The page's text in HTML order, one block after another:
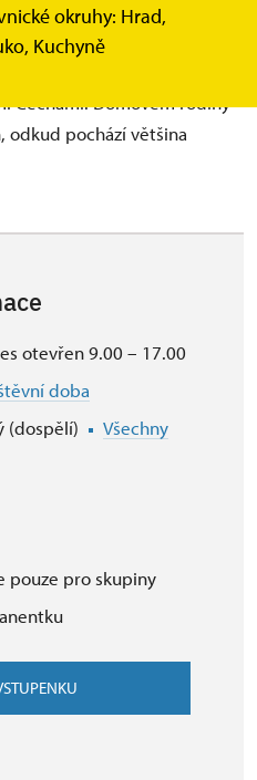
okruhy: Hrad,
Kuchyně
Coudenhove-Kalergi,
a 20. století opustila rodnou
Coudenhove-Kalergim
Čechami. Domovem rodiny
odkud pochází většina
otevřen 9.00 – 17.00
doba
(dospělí)
Všechny
pouze pro skupiny